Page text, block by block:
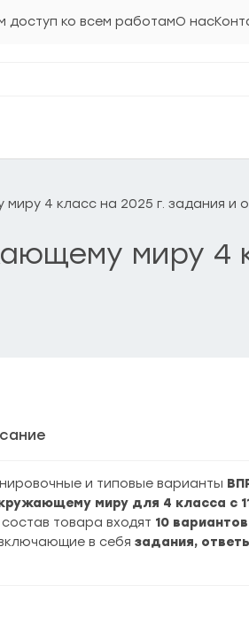
доступ ко всем работамО нас
4 класс на 2025 г. задания и
миру 4
и типовые варианты
миру для 4 класса с
состав товара входят 10 вариантов
в себя задания,